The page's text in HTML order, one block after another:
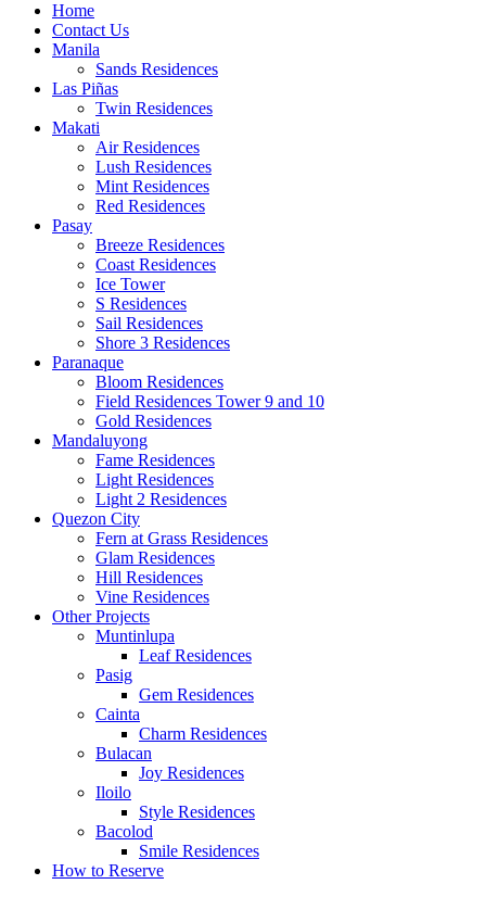
Home
Contact Us
Manila
Sands Residences
Las Piñas
Twin Residences
Makati
Air Residences
Lush Residences
Mint Residences
Red Residences
Pasay
Breeze Residences
Coast Residences
Ice Tower
S Residences
Sail Residences
Shore 3 Residences
Paranaque
Bloom Residences
Field Residences Tower 9 and 10
Gold Residences
Mandaluyong
Fame Residences
Light Residences
Light 2 Residences
Quezon City
Fern at Grass Residences
Glam Residences
Hill Residences
Vine Residences
Other Projects
Muntinlupa
Leaf Residences
Pasig
Gem Residences
Cainta
Charm Residences
Bulacan
Joy Residences
Iloilo
Style Residences
Bacolod
Smile Residences
How to Reserve